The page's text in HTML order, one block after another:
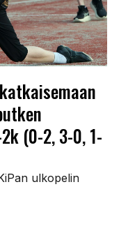
(0-2, 3-0, 1-
ulkopelin